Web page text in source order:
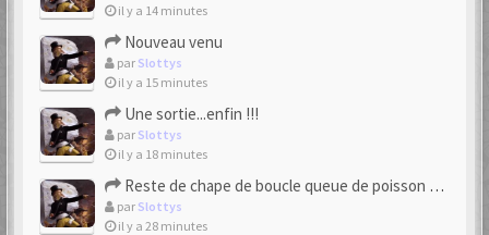
il y a 14 minutes
Nouveau venu
par Slottys
il y a 15 minutes
Une sortie...enfin !!!
par Slottys
il y a 18 minutes
Reste de chape de boucle queue de poisson bipartite 17/18eme
par Slottys
il y a 28 minutes